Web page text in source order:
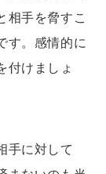
相手を脅すこ
す。感情的に
付けましょ
手に対して